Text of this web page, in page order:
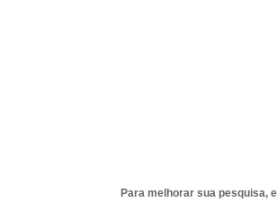
Para melhorar sua pesquisa,